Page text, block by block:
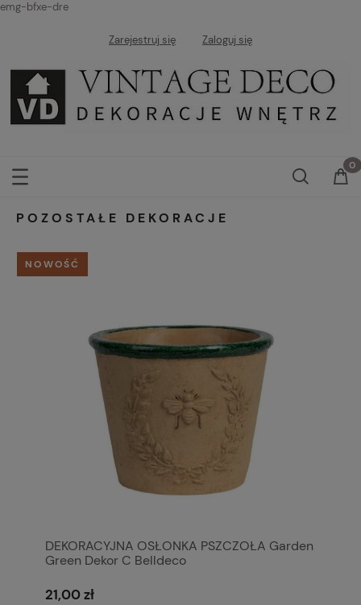
emg-bfxe-dre
Zarejestruj się Zaloguj się
POZOSTAŁE DEKORACJE
DEKORACYJNA OSŁONKA PSZCZOŁA Garden
Green Dekor C Belldeco
21,00 zł
NOWOŚĆ